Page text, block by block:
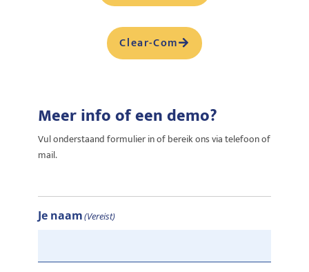
Clear-Com
Meer info of een demo?
Vul onderstaand formulier in of bereik ons via telefoon of
mail.
Je naam(Vereist)